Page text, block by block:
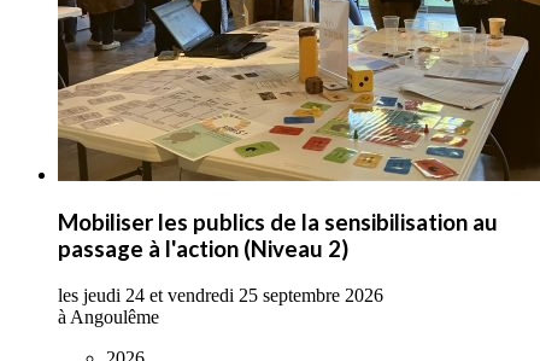
Mobiliser les publics de la sensibilisation au
passage à l'action (Niveau 2)
les jeudi 24 et vendredi 25 septembre 2026
à Angoulême